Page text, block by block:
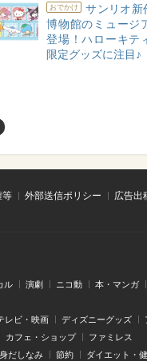
おでかけ
サンリオ新
博物館のミュージ
登場！ハローキテ
限定グッズに注目♪
等 外部送信ポリシー
広告出
ル 演劇 ニコ動 本・マンガ
レビ・映画 ディズニーグッズ
カフェ・ショップ ファミレス
だしなみ 節約 ダイエット・